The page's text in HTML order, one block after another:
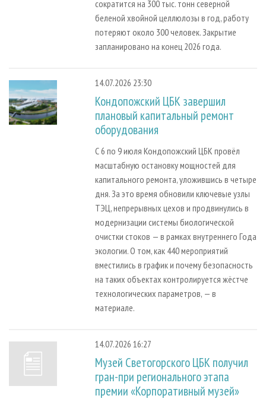
сократится на 300 тыс. тонн северной
беленой хвойной целлюлозы в год, работу
потеряют около 300 человек. Закрытие
запланировано на конец 2026 года.
14.07.2026 23:30
Кондопожский ЦБК завершил
плановый капитальный ремонт
оборудования
С 6 по 9 июля Кондопожский ЦБК провёл
масштабную остановку мощностей для
капитального ремонта, уложившись в четыре
дня. За это время обновили ключевые узлы
ТЭЦ, непрерывных цехов и продвинулись в
модернизации системы биологической
очистки стоков — в рамках внутреннего Года
экологии. О том, как 440 мероприятий
вместились в график и почему безопасность
на таких объектах контролируется жёстче
технологических параметров, — в
материале.
14.07.2026 16:27
Музей Светогорского ЦБК получил
гран-при регионального этапа
премии «Корпоративный музей»